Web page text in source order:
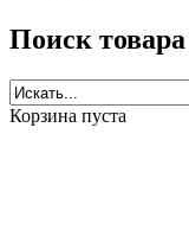
Поиск товара
Корзина пуста